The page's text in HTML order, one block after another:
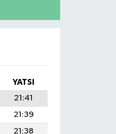
YATSI
21:41
21:39
21:38